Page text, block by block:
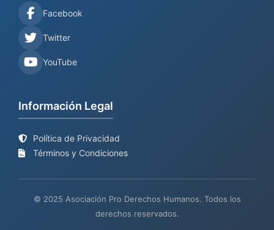
Facebook
Twitter
YouTube
Información Legal
Política de Privacidad
Términos y Condiciones
© 2025 Asociación Pro Derechos Humanos. Todos los
derechos reservados.